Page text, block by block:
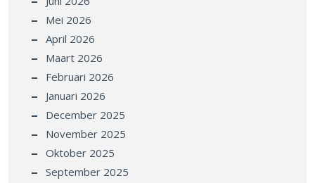
Mei 2026
April 2026
Maart 2026
Februari 2026
Januari 2026
December 2025
November 2025
Oktober 2025
September 2025